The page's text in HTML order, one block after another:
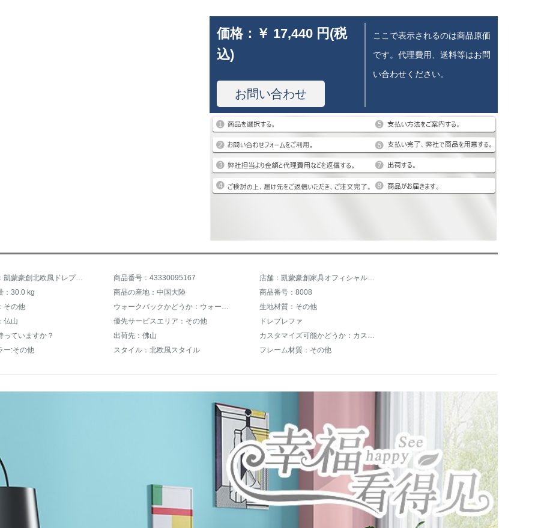
価格： ￥ 17,440 円(税
込)
お問い合わせ
ここで表示されるのは商品原価
です。代理費用、送料等はお問
い合わせください。
商品名称：凱蒙豪創北欧風ドレプロファコンボウォークリビング家具小戸型ソファ回転角3人掛け位置布ソファ8008-ラテックスタイプ3人掛け位置+グーフィー位/2.8メートル 商品番号：43330095167
店舗：凱蒙豪創家具オフィシャル旗艦店
：30.0 kg
商品の産地：中国大陸
商品番号：8008
その他
ウォークバックかどうか：ウォーウォーウォーカー
生地材質：その他
仏山
優先サービスエリア：その他
ドレプレファ
っていますか？
出荷先：佛山
カスタマイズ可能かどうか：カスタマイズ不可
ー:その他
スタイル：北欧風スタイル フレーム材質：その他